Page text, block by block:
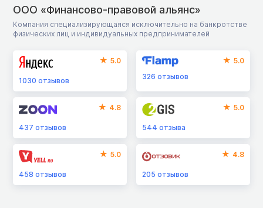
ООО «Финансово-правовой альянс»
Компания специализирующаяся исключительно на банкротстве
физических лиц и индивидуальных предпринимателей
5.0
1030 отзывов
5.0
326отзывов
4.8
437 отзывов
5.0
544отзыва
5.0
458 отзывов
4.8
205отзывов